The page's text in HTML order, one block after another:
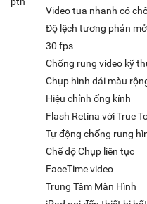
Video tua nhanh có
Độ lệch tương phản
30 fps
Chống rung video kỹ
Chụp hình dải màu
Hiệu chỉnh ống kính
Flash Retina với True
Tự động chống rung
Chế độ Chụp liên tục
FaceTime video
Trung Tâm Màn Hình